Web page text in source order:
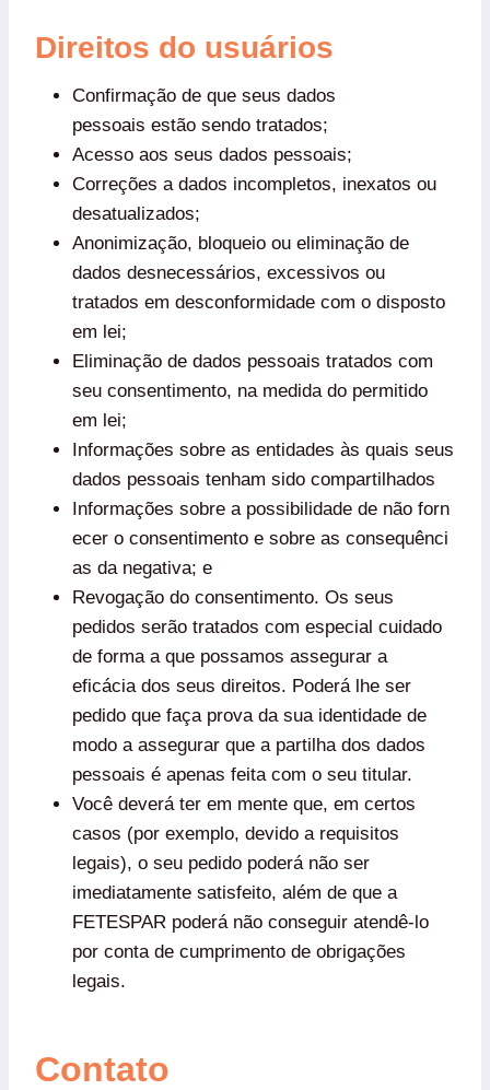
Direitos do usuários
Confirmação de que seus dados
pessoais estão sendo tratados;
Acesso aos seus dados pessoais;
Correções a dados incompletos, inexatos ou
desatualizados;
Anonimização, bloqueio ou eliminação de
dados desnecessários, excessivos ou
tratados em desconformidade com o disposto
em lei;
Eliminação de dados pessoais tratados com
seu consentimento, na medida do permitido
em lei;
Informações sobre as entidades às quais seus
dados pessoais tenham sido compartilhados
Informações sobre a possibilidade de não forn
ecer o consentimento e sobre as consequênci
as da negativa; e
Revogação do consentimento. Os seus
pedidos serão tratados com especial cuidado
de forma a que possamos assegurar a
eficácia dos seus direitos. Poderá lhe ser
pedido que faça prova da sua identidade de
modo a assegurar que a partilha dos dados
pessoais é apenas feita com o seu titular.
Você deverá ter em mente que, em certos
casos (por exemplo, devido a requisitos
legais), o seu pedido poderá não ser
imediatamente satisfeito, além de que a
FETESPAR poderá não conseguir atendê-lo
por conta de cumprimento de obrigações
legais.
Contato